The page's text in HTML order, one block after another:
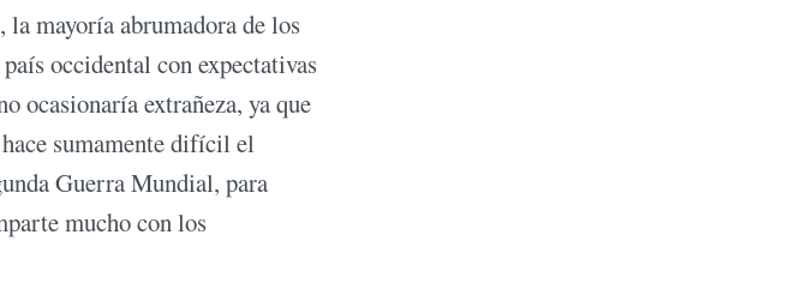
la mayoría abrumadora de los
occidental con expectativas
ocasionaría extrañeza, ya que
sumamente difícil el
Guerra Mundial, para
mucho con los